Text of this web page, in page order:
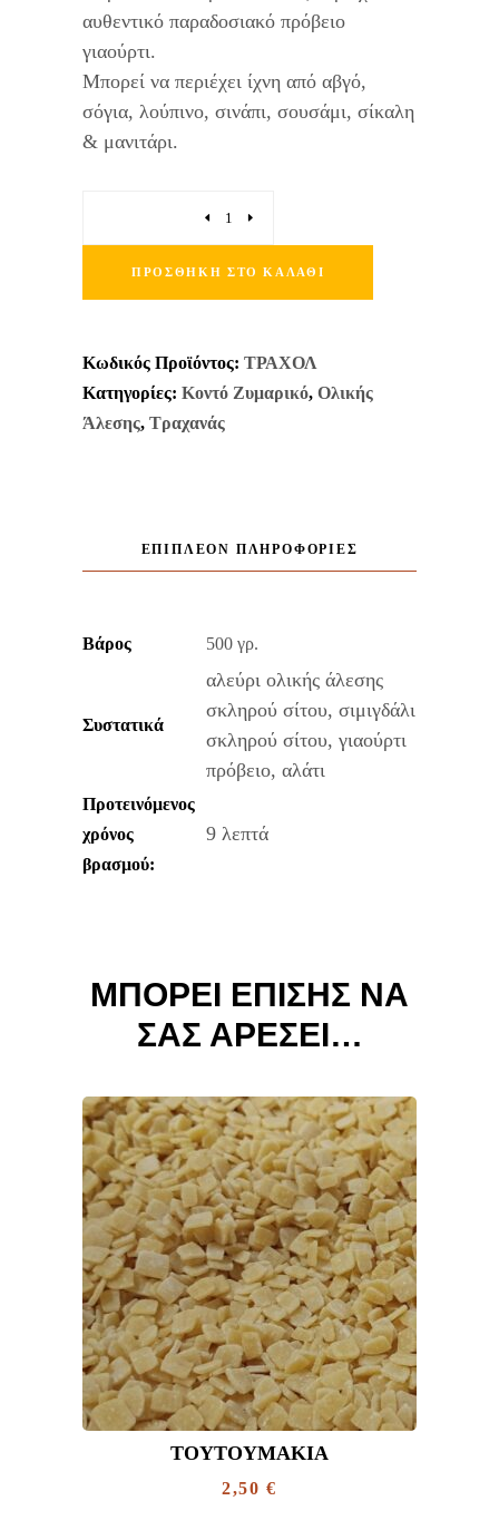
αυθεντικό παραδοσιακό πρόβειο
γιαούρτι.
Μπορεί να περιέχει ίχνη από αβγό,
σόγια, λούπινο, σινάπι, σουσάμι, σίκαλη
& μανιτάρι.
ΠΡΟΣΘΉΚΗ ΣΤΟ ΚΑΛΆΘΙ
Κωδικός Προϊόντος: ΤΡΑΧΟΛ
Κατηγορίες: Κοντό Ζυμαρικό, Ολικής
Άλεσης, Τραχανάς
ΕΠΙΠΛΈΟΝ ΠΛΗΡΟΦΟΡΊΕΣ
Βάρος 500 γρ.
Συστατικά
αλεύρι ολικής άλεσης
σκληρού σίτου, σιμιγδάλι
σκληρού σίτου, γιαούρτι
πρόβειο, αλάτι
Προτεινόμενος
χρόνος
βρασμού:
9 λεπτά
ΜΠΟΡΕΊ ΕΠΊΣΗΣ ΝΑ
ΣΑΣ ΑΡΈΣΕΙ…
ΤΟΥΤΟΥΜΆΚΙΑ
2,50€